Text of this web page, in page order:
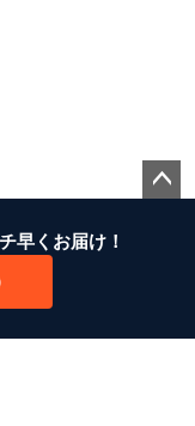
早くお届け！